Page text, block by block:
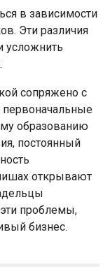
в зависимости
Эти различия
усложнить
сопряжено с
образованию
постоянный
открывают
проблемы,
бизнес.